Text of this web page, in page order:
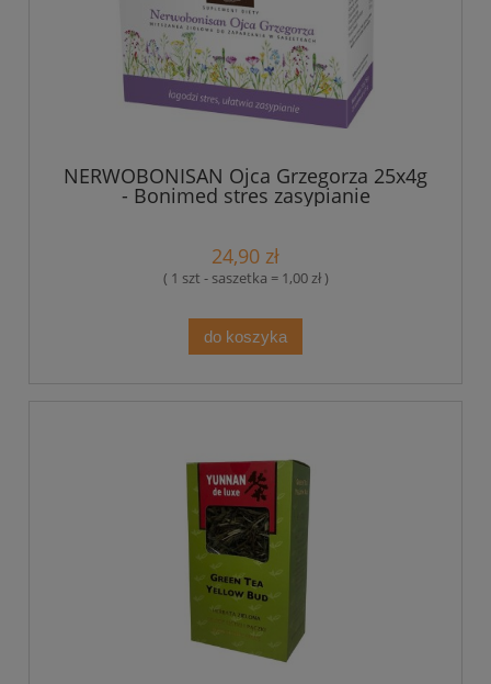
NERWOBONISAN Ojca Grzegorza 25x4g
- Bonimed stres zasypianie
24,90 zł
( 1 szt - saszetka = 1,00 zł )
do koszyka